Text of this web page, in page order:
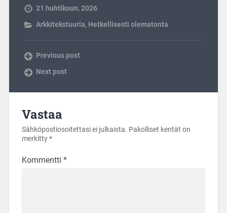
21 huhtikuun, 2026
Arkkitekstuuria, Hetkellisesti olematonta
Previous post
Next post
Vastaa
Sähköpostiosoitettasi ei julkaista. Pakolliset kentät on
merkitty*
Kommentti *